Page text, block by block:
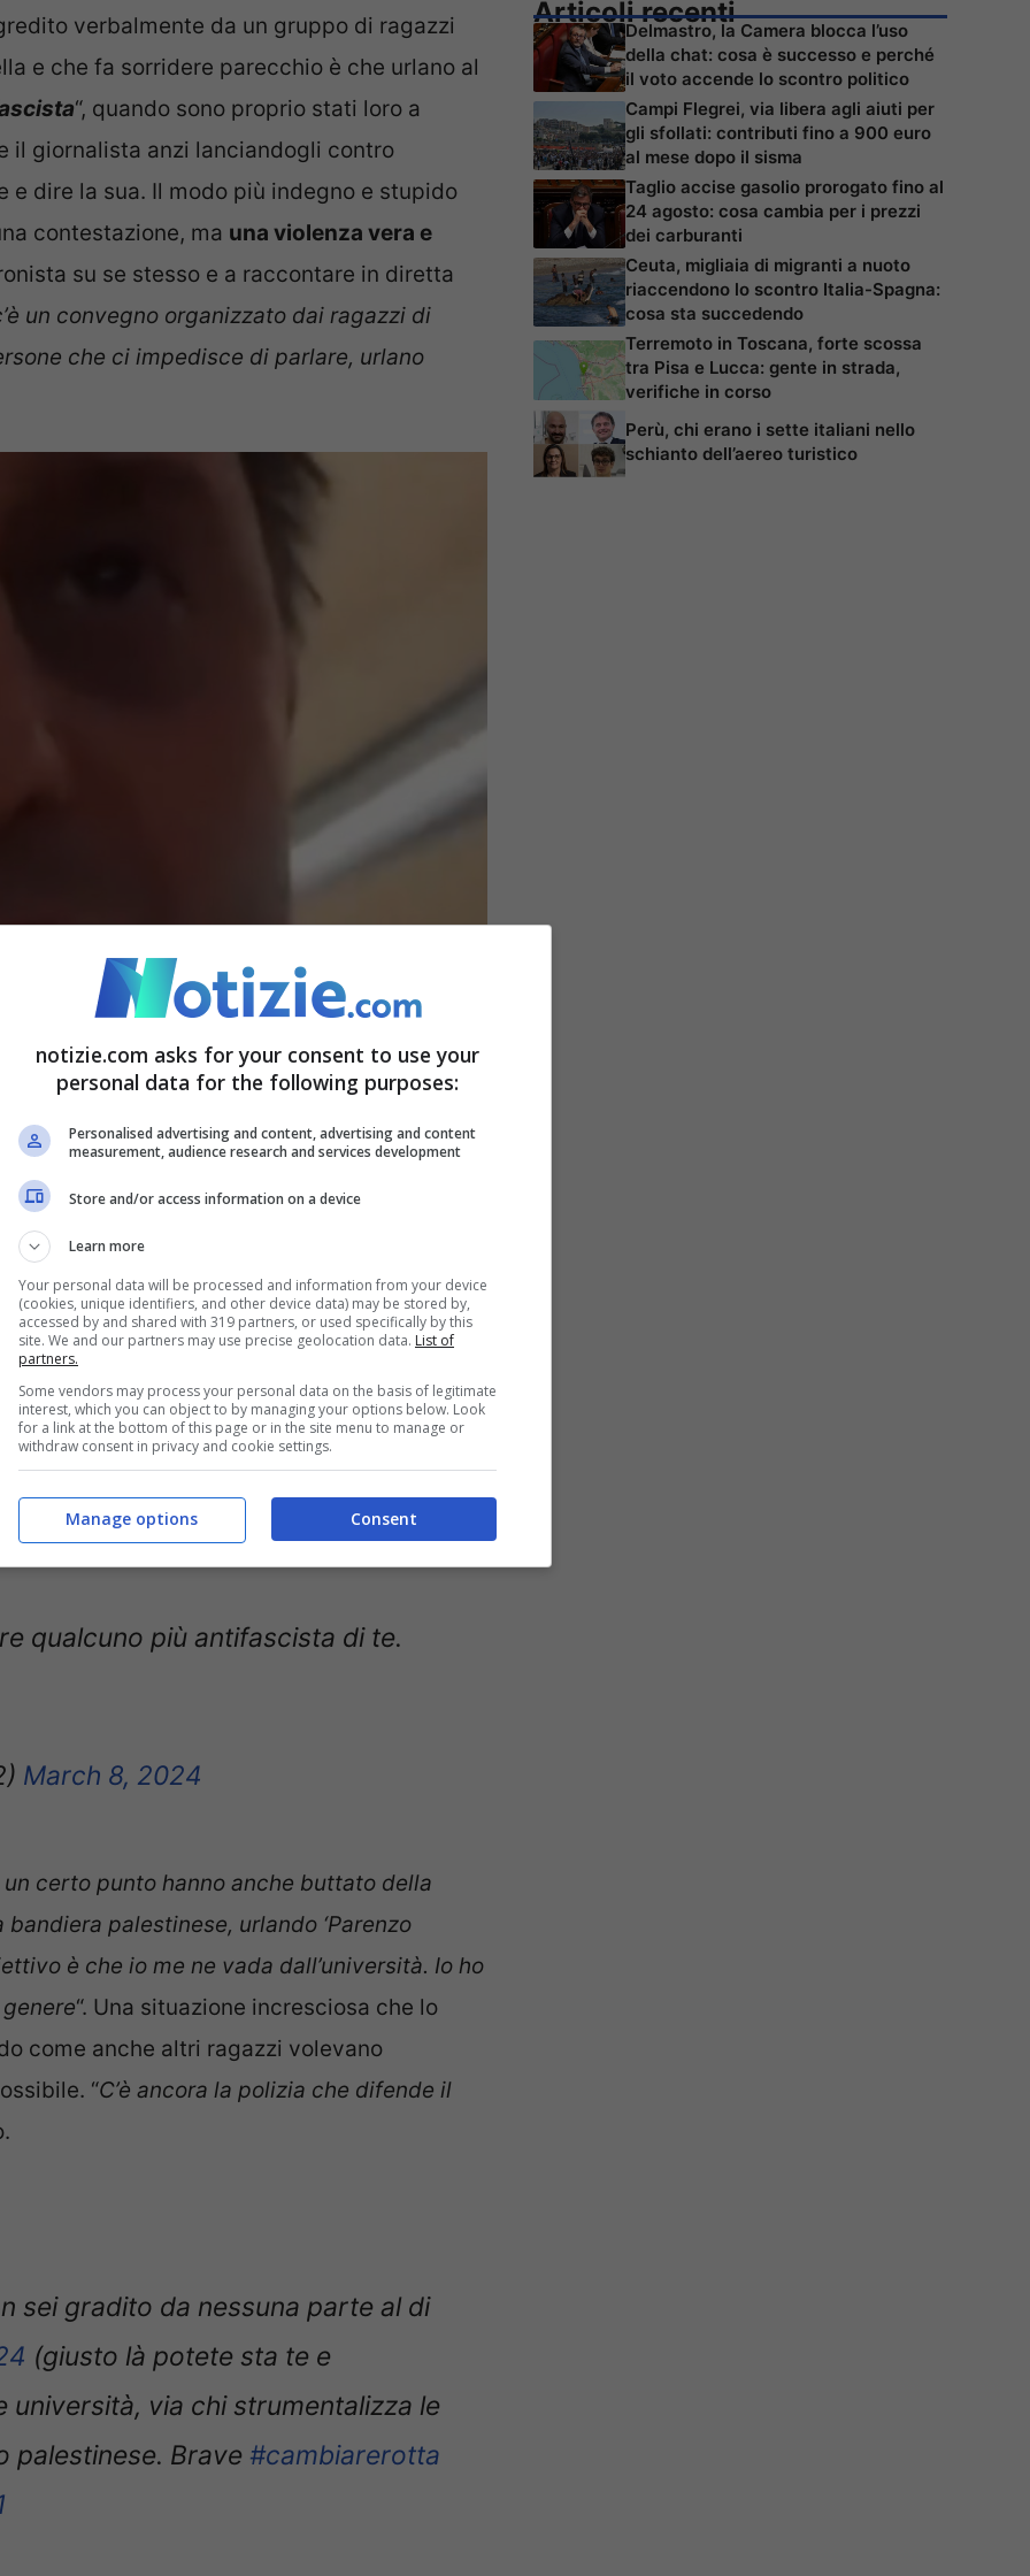
verbalmente da un gruppo di ragazzi
e che fa sorridere parecchio è che urlano al
“, quando sono proprio stati loro a
il giornalista anzi lanciandogli contro
dire la sua. Il modo più indegno e stupido
contestazione, ma una violenza vera e
su se stesso e a raccontare in diretta
un convegno organizzato dai ragazzi di
che ci impedisce di parlare, urlano
Notizie.com)
Parenzofa sui social in un video girato da lui e
di ragazzi che l’hacontestatonel corso di
il quale avrebbe dovuto parlare
insistentemente sul vetro creando un
e intimidatorio.
contestato da un gruppo di
La Sapienza di Roma.
qualcuno più antifascista di te.
March 8, 2024
un certo punto hanno anche buttato della
bandiera palestinese, urlando ‘Parenzo
è che io me ne vada dall’università. Io ho
“. Una situazione incresciosa che lo
come anche altri ragazzi volevano
“C’è ancora la polizia che difende il
sei gradito da nessuna parte al di
(giusto là potete sta te e
università, via chi strumentalizza le
palestinese. Brave #cambiarerotta
Articoli recenti
Delmastro, la Camera blocca l’uso
della chat: cosa è successo e perché
il voto accende lo scontro politico
Campi Flegrei, via libera agli aiuti per
gli sfollati: contributi fino a 900 euro
al mese dopo il sisma
Taglio accise gasolio prorogato fino al
24 agosto: cosa cambia per i prezzi
dei carburanti
Ceuta, migliaia di migranti a nuoto
riaccendono lo scontro Italia-Spagna:
cosa sta succedendo
Terremoto in Toscana, forte scossa
tra Pisa e Lucca: gente in strada,
verifiche in corso
Perù, chi erano i sette italiani nello
schianto dell’aereo turistico
notizie.com asks for your consent to use your
personal data for the following purposes:
Personalised advertising and content, advertising and content
measurement, audience research and services development
Store and/or access information on a device
Learn more
Your personal data will be processed and information from your device
(cookies, unique identifiers, and other device data) may be stored by,
accessed by and shared with 319 partners, or used specifically by this
site. We and our partners may use precise geolocation data. List of
partners.
Some vendors may process your personal data on the basis of legitimate
interest, which you can object to by managing your options below. Look
for a link at the bottom of this page or in the site menu to manage or
withdraw consent in privacy and cookie settings.
Consent
Manage options